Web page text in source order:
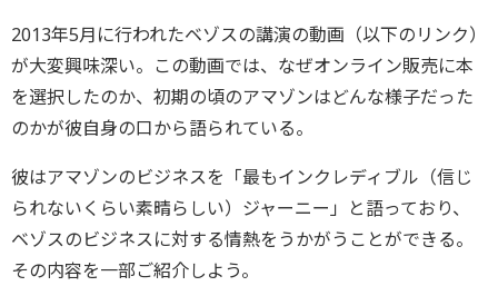
2013年5月に行われたベゾスの講演の動画（以下のリンク）
が大変興味深い。この動画では、なぜオンライン販売に本
を選択したのか、初期の頃のアマゾンはどんな様子だった
のかが彼自身の口から語られている。
彼はアマゾンのビジネスを「最もインクレディブル（信じ
られないくらい素晴らしい）ジャーニー」と語っており、
ベゾスのビジネスに対する情熱をうかがうことができる。
その内容を一部ご紹介しよう。